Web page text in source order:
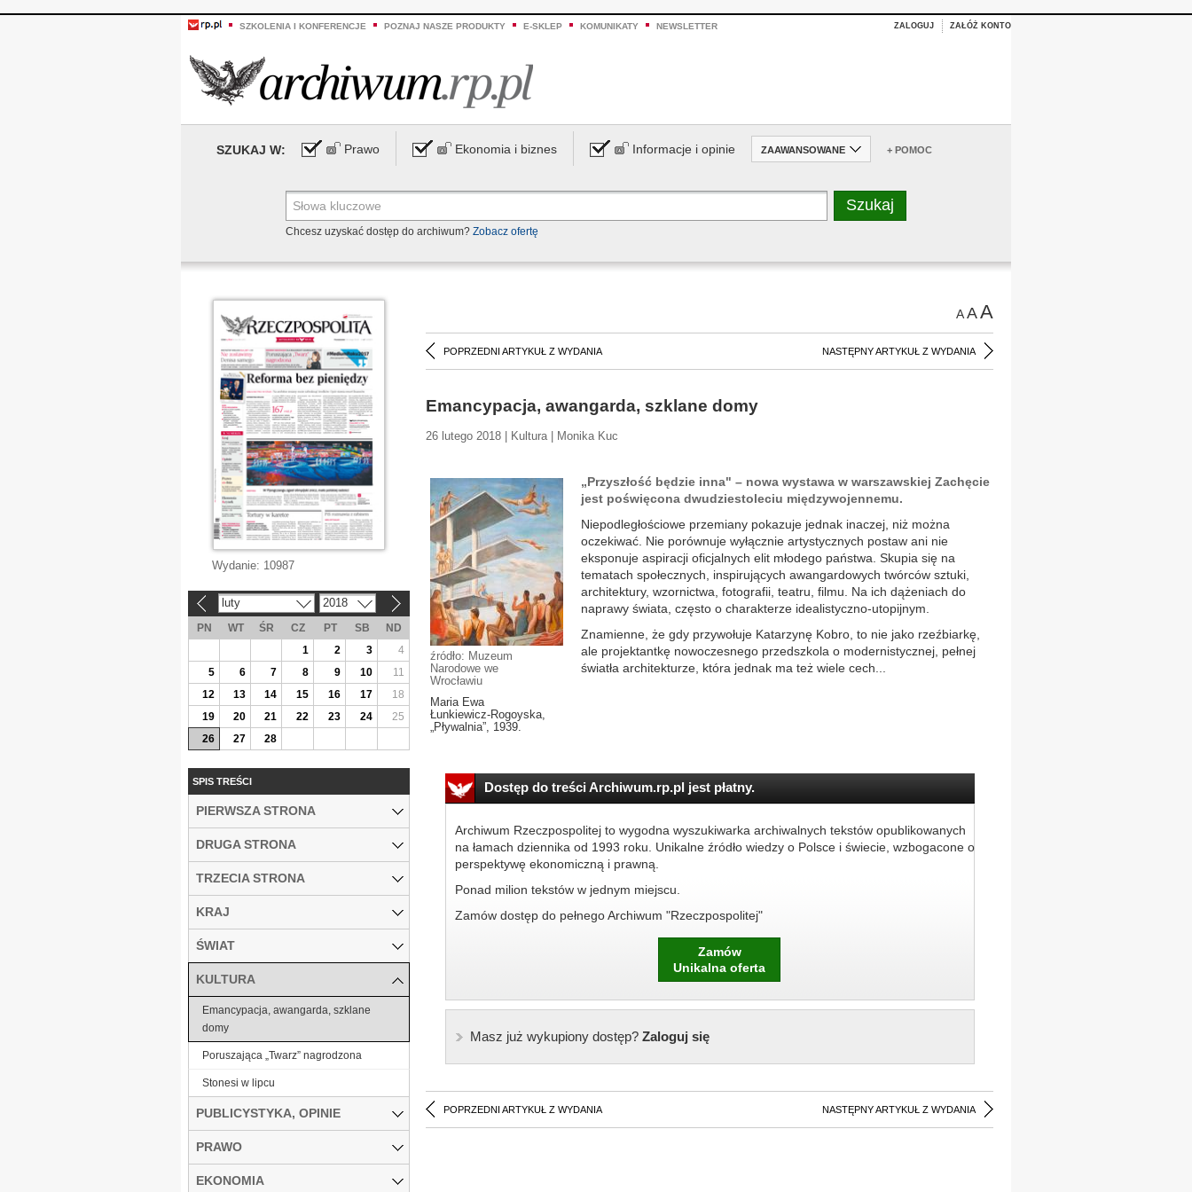
SZKOLENIA I KONFERENCJE POZNAJ NASZE PRODUKTY E-SKLEP KOMUNIKATY NEWSLETTER ZALOGUJ ZAŁÓŻ KONTO
SZUKAJ W: Prawo Ekonomia i biznes Informacje i opinie ZAAWANSOWANE + POMOC
Chcesz uzyskać dostęp do archiwum? Zobacz ofertę
AAA
POPRZEDNI ARTYKUŁ Z WYDANIA NASTĘPNY ARTYKUŁ Z WYDANIA
Emancypacja, awangarda, szklane domy
26 lutego 2018 | Kultura | Monika Kuc
źródło: Muzeum
Narodowe we
Wrocławiu
Maria Ewa
Łunkiewicz-Rogoyska,
„Pływalnia”, 1939.
„Przyszłość będzie inna" – nowa wystawa w warszawskiej Zachęcie
jest poświęcona dwudziestoleciu międzywojennemu.
Niepodległościowe przemiany pokazuje jednak inaczej, niż można
oczekiwać. Nie porównuje wyłącznie artystycznych postaw ani nie
eksponuje aspiracji oficjalnych elit młodego państwa. Skupia się na
tematach społecznych, inspirujących awangardowych twórców sztuki,
architektury, wzornictwa, fotografii, teatru, filmu. Na ich dążeniach do
naprawy świata, często o charakterze idealistyczno-utopijnym.
Znamienne, że gdy przywołuje Katarzynę Kobro, to nie jako rzeźbiarkę,
ale projektantkę nowoczesnego przedszkola o modernistycznej, pełnej
światła architekturze, która jednak ma też wiele cech...
Dostęp do treści Archiwum.rp.pl jest płatny.
Archiwum Rzeczpospolitej to wygodna wyszukiwarka archiwalnych tekstów opublikowanych
na łamach dziennika od 1993 roku. Unikalne źródło wiedzy o Polsce i świecie, wzbogacone o
perspektywę ekonomiczną i prawną.
Ponad milion tekstów w jednym miejscu.
Zamów dostęp do pełnego Archiwum "Rzeczpospolitej"
Zamów
Unikalna oferta
Masz już wykupiony dostęp?Zaloguj się
POPRZEDNI ARTYKUŁ Z WYDANIA NASTĘPNY ARTYKUŁ Z WYDANIA
Wydanie: 10987
luty 2018
PN WT ŚR CZ PT SB
ND
1
2 3
4
5
6 7 8 9 10
11
12
13 14 15 16 17
18
19
20 21 22 23 24
25
26
27 28
SPIS TREŚCI
PIERWSZA STRONA
DRUGA STRONA
TRZECIA STRONA
KRAJ
ŚWIAT
KULTURA
Emancypacja, awangarda, szklane
domy
Poruszająca „Twarz” nagrodzona
Stonesi w lipcu
PUBLICYSTYKA, OPINIE
PRAWO
EKONOMIA